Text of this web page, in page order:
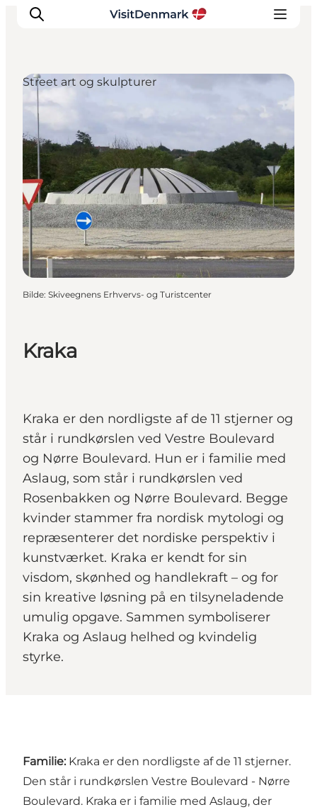
Inspirasjon
Reisemål
Aktiviteter
Overnatting
Planlegg reisen
Kraka
Kraka er den nordligste af de 11 stjerner og
står i rundkørslen ved Vestre Boulevard
og Nørre Boulevard. Hun er i familie med
Aslaug, som står i rundkørslen ved
Rosenbakken og Nørre Boulevard. Begge
kvinder stammer fra nordisk mytologi og
repræsenterer det nordiske perspektiv i
kunstværket. Kraka er kendt for sin
visdom, skønhed og handlekraft – og for
sin kreative løsning på en tilsyneladende
umulig opgave. Sammen symboliserer
Kraka og Aslaug helhed og kvindelig
styrke.
Street art og skulpturer
Bilde: Skiveegnens Erhvervs- og Turistcenter
Familie: Kraka er den nordligste af de 11 stjerner.
Den står i rundkørslen Vestre Boulevard - Nørre
Boulevard. Kraka er i familie med Aslaug, der